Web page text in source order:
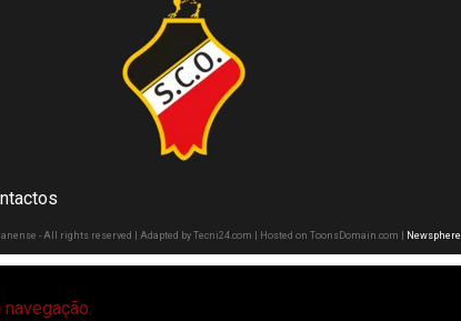
- All rights reserved | Adapted by Tecni24.com | Hosted on ToonsDomain.com Newsphere